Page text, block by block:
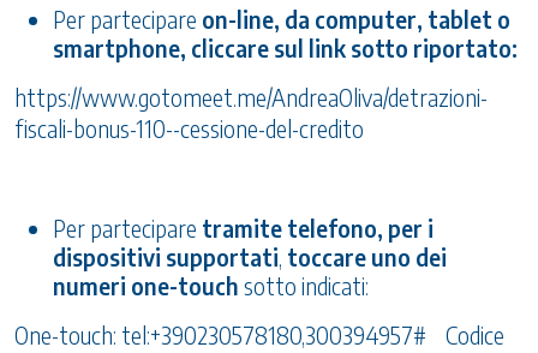
Per partecipare on-line, da computer, tablet o
smartphone, cliccare sul link sotto riportato:
https://www.gotomeet.me/AndreaOliva/detrazioni-
fiscali-bonus-110--cessione-del-credito
Per partecipare tramite telefono, per i
dispositivi supportati, toccare uno dei
numeri one-touch sotto indicati:
One-touch: tel:+390230578180,300394957# Codice